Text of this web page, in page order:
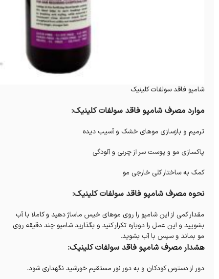
شامپو فاقد سولفات کلینیک
موارد مصرف شامپو فاقد سولفات کلینیک:
ترمیم و بازسازی موهای خشک و آسیب دیده
پاکسازی مو و پوست سر از چربی و آلودگی
کمک به ساختار کلی خارجی مو
نحوه مصرف شامپو فاقد سولفات کلینیک:
مقدار کمی از این شامپو را روی موهای خیس ماساژ دهید و کاملا با آب
بشویید و این عمل را دوباره تکرار کنید و بگذارید شامپو چند دقیقه روی
مو بماند و سپس با آب بشوید.
هشدار مصرف شامپو فاقد سولفات کلینیک:
دور از دسترس کودکان و به دور نور مستقیم خورشید نگهداری شود.